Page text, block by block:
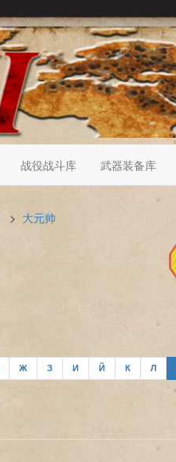
战役战斗库 武器装备库
> 大元帅
Ж З И Й К Л